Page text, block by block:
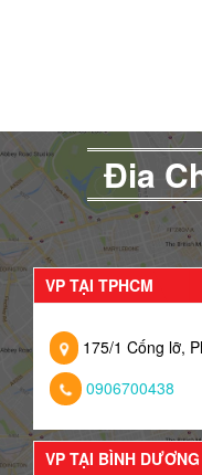
Đia
VP TẠI TPHCM
175/1 Cống lỡ,
0906700438
VP TẠI BÌNH DƯƠNG